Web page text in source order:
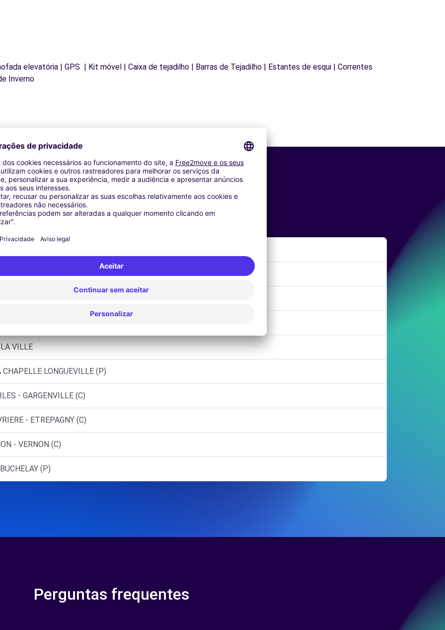
elevatória | GPS | Kit móvel | Caixa de tejadilho | Barras de Tejadilho | Estantes de esqui | Correntes
Inverno
Agências similares
VILLE
LONGUEVILLE (P)
- GARGENVILLE (C)
- ETREPAGNY (C)
- VERNON (C)
(P)
Perguntas frequentes